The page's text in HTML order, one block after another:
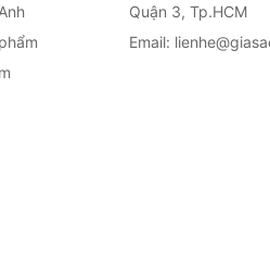
Quận 3, Tp.HCM
Email: